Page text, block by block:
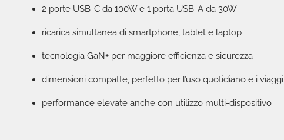
2 porte USB-C da 100W e 1 porta USB-A da 30W
ricarica simultanea di smartphone, tablet e laptop
tecnologia GaN+ per maggiore efficienza e sicurezza
dimensioni compatte, perfetto per l’uso quotidiano e i viaggi
performance elevate anche con utilizzo multi-dispositivo